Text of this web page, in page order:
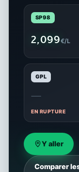
SP98
2,099€/L
GPL
—
EN RUPTURE
Y aller
Comparer